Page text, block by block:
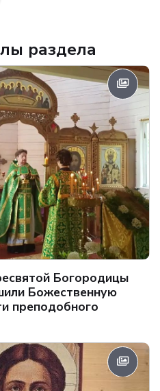
раздела
Богородицы
Божественную
преподобного